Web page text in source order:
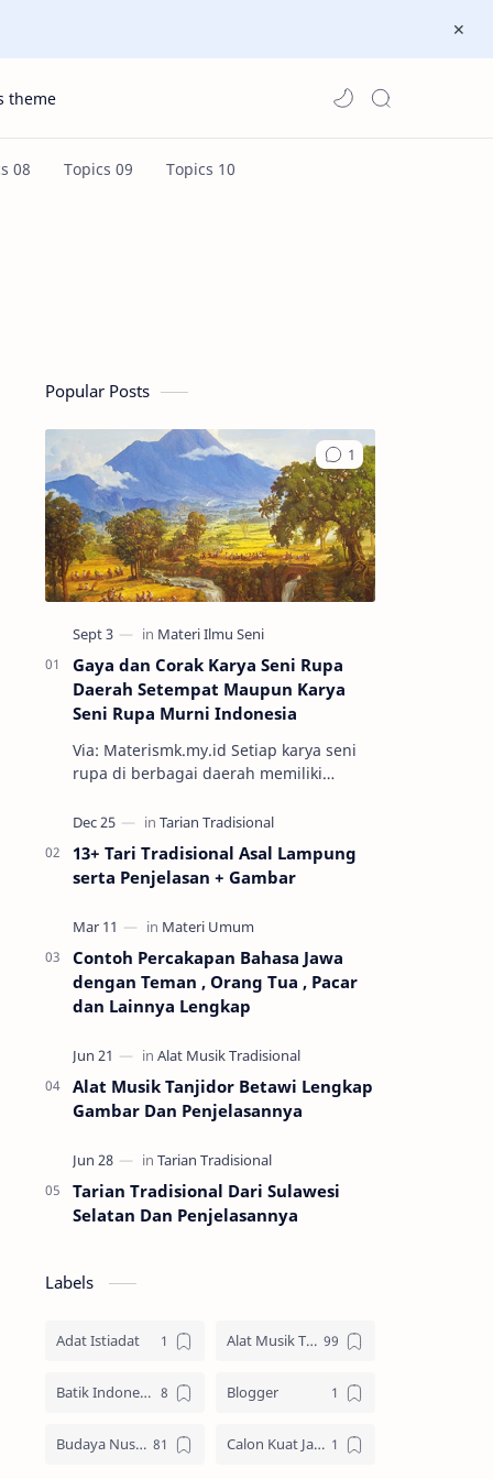
theme
Popular Posts
Gaya dan Corak Karya Seni Rupa
Daerah Setempat Maupun Karya
Seni Rupa Murni Indonesia
Via: Materismk.my.id Setiap karya seni
rupa di berbagai daerah memiliki
adalah ekspresi estetik hasil kar…
13+ Tari Tradisional Asal Lampung
serta Penjelasan + Gambar
Contoh Percakapan Bahasa Jawa
dengan Teman , Orang Tua , Pacar
dan Lainnya Lengkap
Alat Musik Tanjidor Betawi Lengkap
Gambar Dan Penjelasannya
Tarian Tradisional Dari Sulawesi
Selatan Dan Penjelasannya
Labels
Adat Istiadat Alat Musik Tradisional
Batik Indonesia Blogger
Budaya Nusantara Calon Kuat Jadi Panglima TNI